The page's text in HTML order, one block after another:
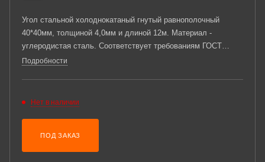
Угол стальной холоднокатаный гнутый равнополочный
40*40мм, толщиной 4,0мм и длиной 12м. Материал -
углеродистая сталь. Соответствует требованиям ГОСТ
19771-93.
Подробности
Нет в наличии
ПОД ЗАКАЗ